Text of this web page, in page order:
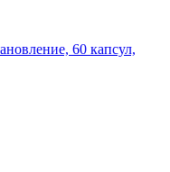
60 капсул,